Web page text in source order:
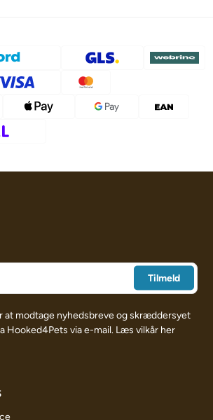
at modtage nyhedsbreve og skræddersyet
Hooked4Pets via e-mail. Læs vilkår her